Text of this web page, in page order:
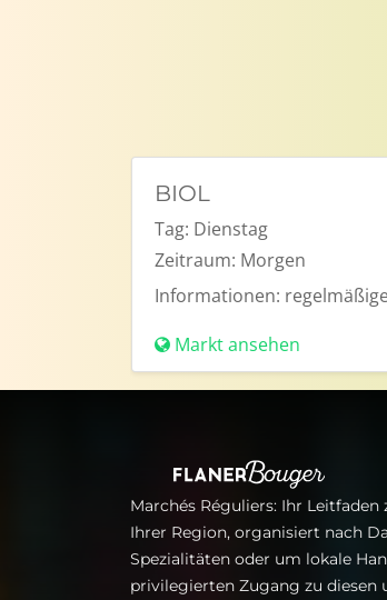
BIOL
Tag: Dienstag
Zeitraum: Morgen
Informationen:
Markt ansehen
Marchés Réguliers: Ihr
Ihrer Region, organisiert nach
Spezialitäten oder um lokale
privilegierten Zugang zu diesen